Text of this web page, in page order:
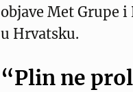
objave Met Grupe
u Hrvatsku.
“Plin ne